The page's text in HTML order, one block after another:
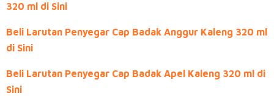
320 ml di Sini
Beli Larutan Penyegar Cap Badak Anggur Kaleng 320 ml
di Sini
Beli Larutan Penyegar Cap Badak Apel Kaleng 320 ml di
Sini